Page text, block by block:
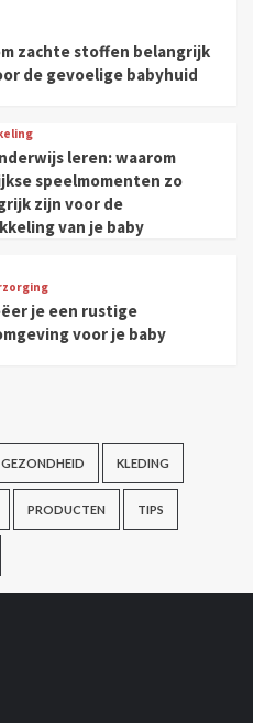
zachte stoffen belangrijk
de gevoelige babyhuid
leren: waarom
speelmomenten zo
zijn voor de
van je baby
je een rustige
voor je baby
GEZONDHEID KLEDING
PRODUCTEN TIPS